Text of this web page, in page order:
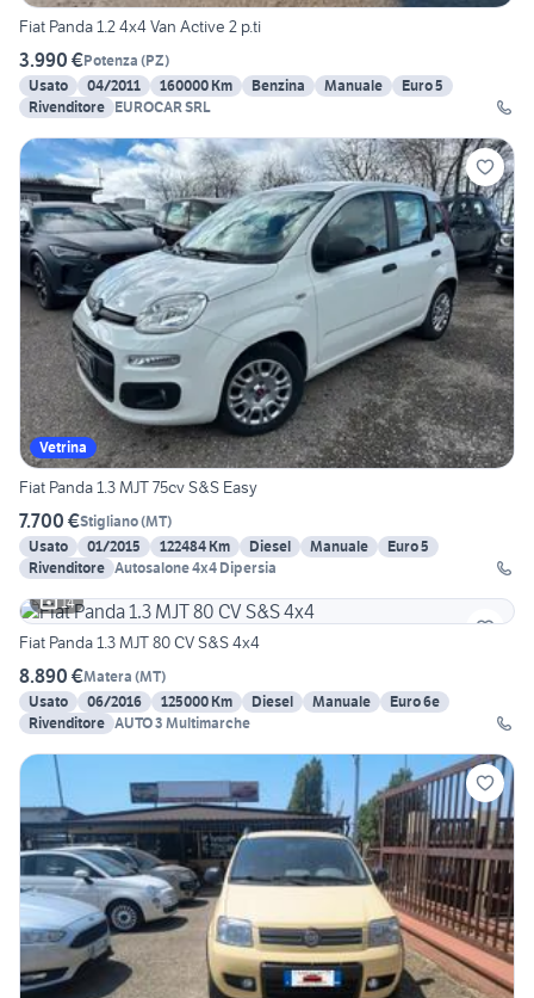
Fiat Panda 1.2 4x4 Van Active 2 p.ti
3.990 €Potenza (PZ)
Usato
04/2011 160000 Km Benzina Manuale
Euro 5
Rivenditore EUROCAR SRL
Vetrina
Fiat Panda 1.3 MJT 75cv S&S Easy
7.700 €Stigliano(MT)
Usato
01/2015 122484 Km Diesel Manuale
Euro 5
Rivenditore Autosalone 4x4 Dipersia
14
Fiat Panda 1.3 MJT 80 CV S&S 4x4
8.890 €Matera (MT)
Usato
06/2016 125000 Km Diesel Manuale
Euro 6e
Rivenditore AUTO 3 Multimarche